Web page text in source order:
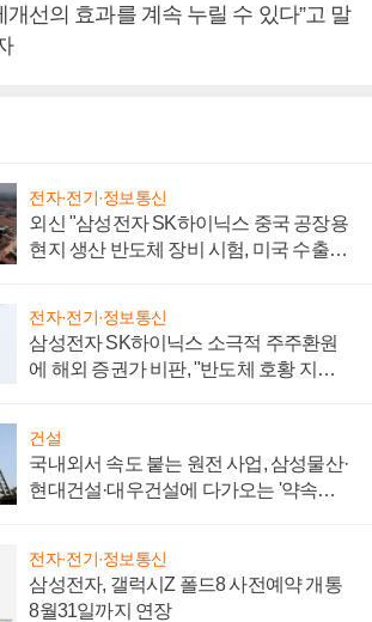
선의 효과를 계속 누릴 수 있다”고 말
전자·전기·정보통신
외신 "삼성전자 SK하이닉스 중국 공장용
현지 생산 반도체 장비 시험, 미국 수출통
전자·전기·정보통신
삼성전자 SK하이닉스 소극적 주주환원
에 해외 증권가 비판, "반도체 호황 지속
건설
국내외서 속도 붙는 원전 사업, 삼성물산·
현대건설·대우건설에 다가오는 '약속의
전자·전기·정보통신
삼성전자, 갤럭시Z 폴드8 사전예약 개통
8월31일까지 연장